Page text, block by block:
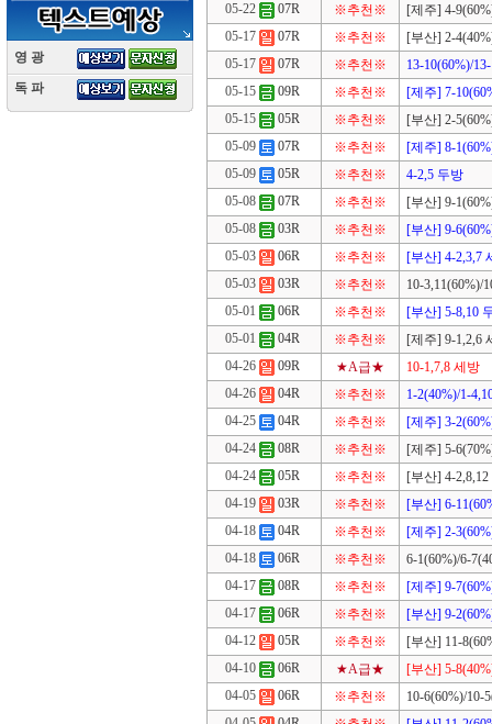
영 광
독 파
05-22
07R ※추천※
[제주] 4-
05-17
07R ※추천※
[부산] 2-
05-17
07R ※추천※
13-10(60%)/
05-15
09R ※추천※
[제주] 7-
05-15
05R ※추천※
[부산] 2-
05-09
07R ※추천※
[제주] 8-
05-09
05R ※추천※
4-2,5 두방
05-08
07R ※추천※
[부산] 9-
05-08
03R ※추천※
[부산] 9-
05-03
06R ※추천※
[부산] 4-2,3,7
05-03
03R ※추천※
10-3,11(60%)/
05-01
06R ※추천※
[부산] 5-8,10
05-01
04R ※추천※
[제주] 9-1,2,6
04-26
09R ★A급★
10-1,7,8 세방
04-26
04R ※추천※
1-2(40%)/1-
04-25
04R ※추천※
[제주] 3-
04-24
08R ※추천※
[제주] 5-
04-24
05R ※추천※
[부산] 4-2,8,12
04-19
03R ※추천※
[부산] 6-
04-18
04R ※추천※
[제주] 2-
04-18
06R ※추천※
6-1(60%)/6-
04-17
08R ※추천※
[제주] 9-
04-17
06R ※추천※
[부산] 9-
04-12
05R ※추천※
[부산] 11-
04-10
06R ★A급★
[부산] 5-
04-05
06R ※추천※
10-6(60%)/10-